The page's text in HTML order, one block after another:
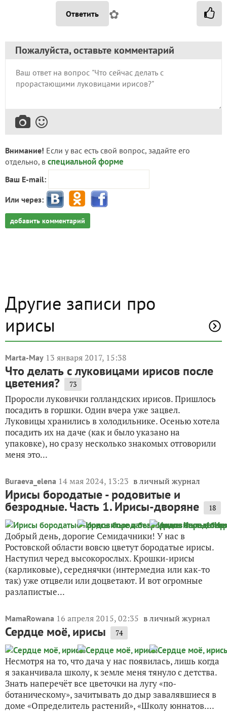
Ответить ✿
Пожалуйста, оставьте комментарий
Внимание! Если у вас есть свой вопрос, задайте его
отдельно, в специальной форме
Ваш E-mail:
Или через:
добавить комментарий
Другие записи про
ирисы
Marta-May 13 января 2017, 15:38
Что делать с луковицами ирисов после
цветения? 73
Проросли луковички голландских ирисов. Пришлось
посадить в горшки. Один вчера уже зацвел.
Луковицы хранились в холодильнике. Осенью хотела
посадить их на даче (как и было указано на
упаковке), но сразу несколько знакомых отговорили
меня это...
Buraeva_elena 14 мая 2024, 13:23 в личный журнал
Ирисы бородатые - родовитые и
безродные. Часть 1. Ирисы-дворяне 18
Добрый день, дорогие Семидачники! У нас в
Ростовской области вовсю цветут бородатые ирисы.
Наступил черед высокорослых. Крошки-ирисы
(карликовые), середнячки (интермедиа или как-то
так) уже отцвели или доцветают. И вот огромные
разлапистые...
MamaRowana 16 апреля 2015, 02:35 в личный журнал
Сердце моё, ирисы 74
Несмотря на то, что дача у нас появилась, лишь когда
я заканчивала школу, к земле меня тянуло с детства.
Знать наперечёт все цветочки на лугу «по-
ботаническому», зачитывать до дыр завалявшиеся в
доме «Определитель растений», «Школу юннатов....